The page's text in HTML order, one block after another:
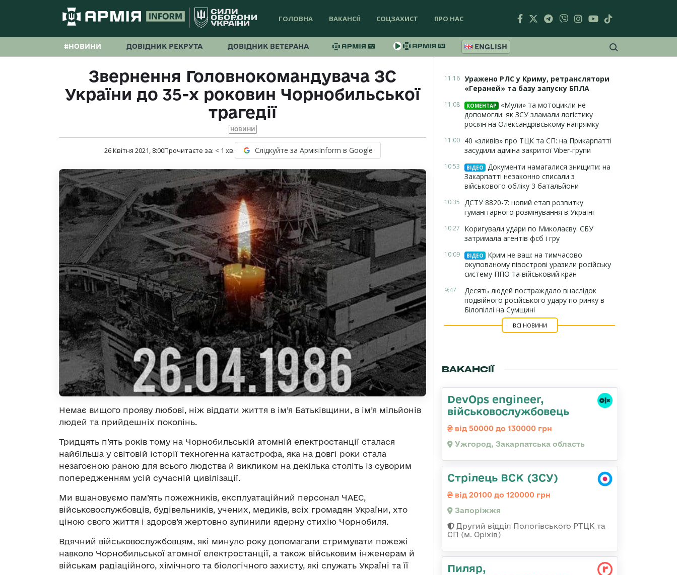
ГОЛОВНА ВАКАНСІЇ СОЦЗАХИСТ ПРО НАС
#НОВИНИ ДОВІДНИК РЕКРУТА ДОВІДНИК ВЕТЕРАНА ENGLISH
Звернення Головнокомандувача ЗС
України до 35-х роковин Чорнобильської
трагедії
НОВИНИ
26 Квітня 2021, 8:00Прочитаєте за: < 1 хв. Слідкуйте за АрміяInform в Google
Немає вищого прояву любові, ніж віддати життя в ім’я Батьківщини, в ім’я мільйонів
людей та прийдешніх поколінь.
Тридцять п’ять років тому на Чорнобильській атомній електростанції сталася
найбільша у світовій історії техногенна катастрофа, яка на довгі роки стала
незагоєною раною для всього людства й викликом на декілька століть із суворим
попередженням усій сучасній цивілізації.
Ми вшановуємо пам’ять пожежників, експлуатаційний персонал ЧАЕС,
військовослужбовців, будівельників, учених, медиків, всіх громадян України, хто
ціною свого життя і здоров’я жертовно зупинили ядерну стихію Чорнобиля.
Вдячний військовослужбовцям, які минуло року допомагали стримувати пожежі
навколо Чорнобильської атомної електростанції, а також військовим інженерам й
військам радіаційного, хімічного та біологічного захисту, які служать Україні та її
11:16 Уражено РЛС у Криму, ретранслятори
«Гераней» та базу запуску БПЛА
11:08 КОМЕНТАР
«Мули» та мотоцикли не
допомогли: як ЗСУ зламали логістику
росіян на Олександрівському напрямку
11:00 40 «зливів» про ТЦК та СП: на Прикарпатті
засудили адміна закритої Viber-групи
10:53 ВІДЕО
Документи намагалися знищити: на
Закарпатті незаконно списали з
військового обліку 3 батальйони
10:35 ДСТУ 8820-7: новий етап розвитку
гуманітарного розмінування в Україні
10:27
Коригували удари по Миколаєву: СБУ
затримала агентів фсб і гру
10:09 ВІДЕО
Крим не ваш: на тимчасово
окупованому півострові уразили російську
систему ППО та військовий кран
9:47
Десять людей постраждало внаслідок
подвійного російського удару по ринку в
Білопіллі на Сумщині
ВСІ НОВИНИ
ВАКАНСІЇ
DevOps engineer,
військовослужбовець
від 50000 до 130000 грн
Ужгород, Закарпатська область
Стрілець ВСК (ЗСУ)
від 20100 до 120000 грн
Запоріжжя
Другий відділ Пологівського РТЦК та
СП (м. Оріхів)
Пиляр,